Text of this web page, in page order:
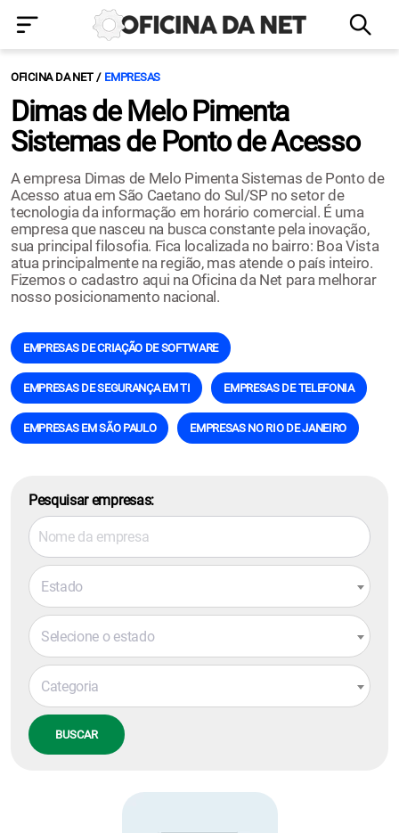
OFICINA DA NET EMPRESAS
Dimas de Melo Pimenta
Sistemas de Ponto de Acesso
A empresa Dimas de Melo Pimenta Sistemas de Ponto de
Acesso atua em São Caetano do Sul/SP no setor de
tecnologia da informação em horário comercial. É uma
empresa que nasceu na busca constante pela inovação,
sua principal filosofia. Fica localizada no bairro: Boa Vista
atua principalmente na região, mas atende o país inteiro.
Fizemos o cadastro aqui na Oficina da Net para melhorar
nosso posicionamento nacional.
EMPRESAS DE CRIAÇÃO DE SOFTWARE
EMPRESAS DE SEGURANÇA EM TI EMPRESAS DE TELEFONIA
EMPRESAS EM SÃO PAULO EMPRESAS NO RIO DE JANEIRO
Pesquisar empresas:
Estado
Selecione o estado
Categoria
BUSCAR